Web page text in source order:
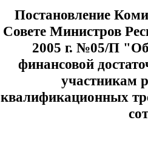
Постановление
Совете Министров
2005 г. №05/П "Об
финансовой
участникам
квалификационных